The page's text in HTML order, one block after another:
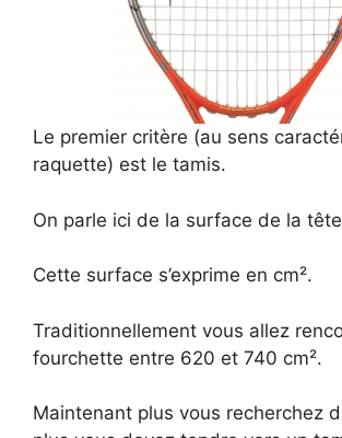
Le premier critère (au sens
raquette) est le tamis.
On parle ici de la surface de la
Cette surface s’exprime en cm².
Traditionnellement vous allez
fourchette entre 620 et 740 cm².
Maintenant plus vous recherchez